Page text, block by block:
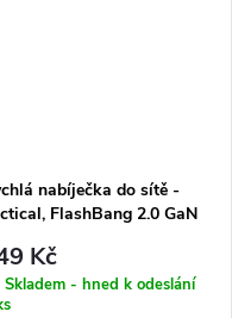
nabíječka do sítě -
FlashBang 2.0 GaN
Kč
Skladem - hned k odeslání